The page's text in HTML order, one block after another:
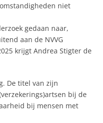
niet
gedaan naar,
aan de NVVG
krijgt Andrea Stigter de
De titel van zijn
bij de
bij mensen met